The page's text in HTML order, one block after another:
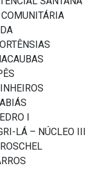
I
LÁ – NÚCLEO III